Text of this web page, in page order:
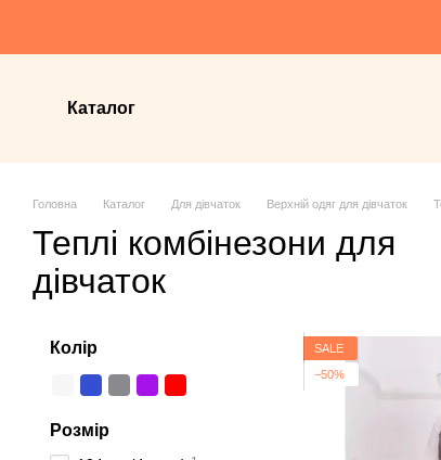
Каталог
Головна Каталог Для дівчаток Верхній одяг для дівчаток
Теплі комбінезони для
дівчаток
SALE
−50%
Колір
Розмір